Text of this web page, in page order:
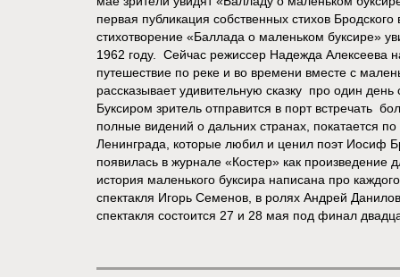
первая публикация собственных стихов
стихотворение «Баллада о маленьком буксире»
1962 году. Сейчас режиссер Надежда Алексеева
путешествие по реке и во времени вместе с
рассказывает удивительную сказку про один
Буксиром зритель отправится в порт встречать
полные видений о дальних странах, покатается
Ленинграда, которые любил и ценил поэт Иосиф
появилась в журнале «Костер» как
история маленького буксира написана про
спектакля Игорь Семенов, в ролях Андрей
спектакля состоится 27 и 28 мая под финал